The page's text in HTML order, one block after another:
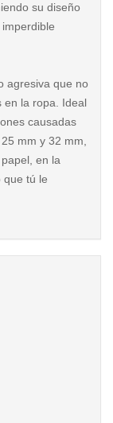
su diseño
agresiva que no
en la ropa. Ideal
causadas
mm y 32 mm,
en la
que tú le